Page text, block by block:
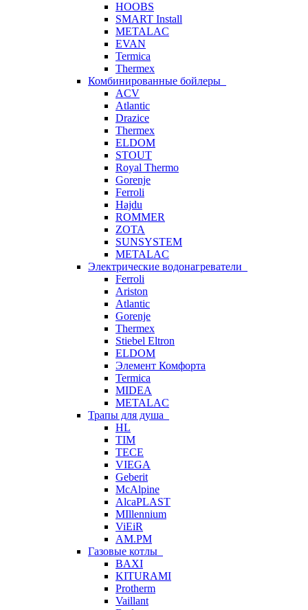
HOOBS
SMART Install
METALAC
EVAN
Termica
Thermex
Комбинированные бойлеры
ACV
Atlantic
Drazice
Thermex
ELDOM
STOUT
Royal Thermo
Gorenje
Ferroli
Hajdu
ROMMER
ZOTA
SUNSYSTEM
METALAC
Электрические водонагреватели
Ferroli
Ariston
Atlantic
Gorenje
Thermex
Stiebel Eltron
ELDOM
Элемент Комфорта
Termica
MIDEA
METALAC
Трапы для душа
HL
TIM
TECE
VIEGA
Geberit
McAlpine
AlcaPLAST
MIllennium
ViEiR
AM.PM
Газовые котлы
BAXI
KITURAMI
Protherm
Vaillant